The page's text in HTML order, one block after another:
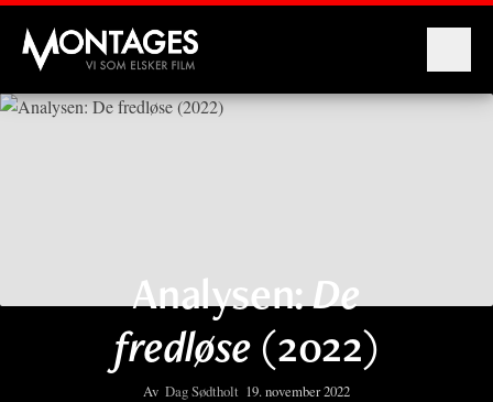
Montages
Analysen:De
fredløse(2022)
Av Dag Sødtholt 19. november 2022